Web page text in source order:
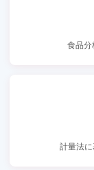
食品分
計量法に